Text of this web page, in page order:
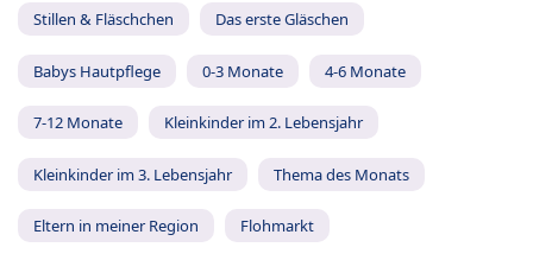
Stillen & Fläschchen Das erste Gläschen
Babys Hautpflege 0-3 Monate 4-6 Monate
7-12 Monate Kleinkinder im 2. Lebensjahr
Kleinkinder im 3. Lebensjahr Thema des Monats
Eltern in meiner Region Flohmarkt